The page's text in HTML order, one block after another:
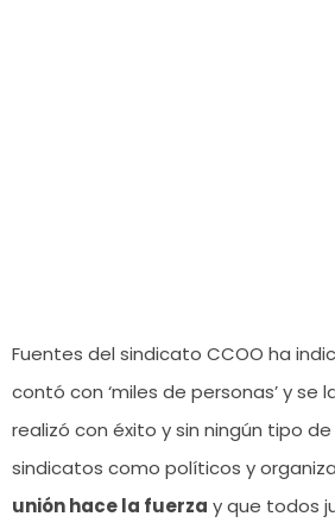
Fuentes del sindicato CCOO ha
contó con ‘miles de personas’ y se
realizó con éxito y sin ningún tipo
sindicatos como políticos y
unión hace la fuerza y que todos